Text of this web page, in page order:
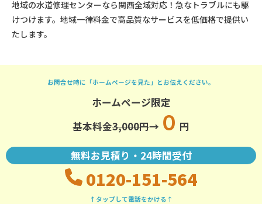
地域の水道修理センターなら関西全域対応！急なトラブルにも駆
けつけます。地域一律料金で高品質なサービスを低価格で提供い
たします。
お問合せ時に「ホームページを見た」とお伝えください。
ホームページ限定
基本料金3,000円→ ０ 円
無料お見積り・24時間受付
0120-151-564
↑タップして電話をかける↑